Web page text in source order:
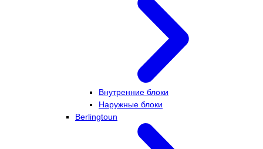
Внутренние блоки
Наружные блоки
Berlingtoun